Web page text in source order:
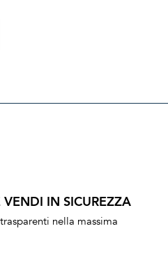
IN SICUREZZA
nella massima